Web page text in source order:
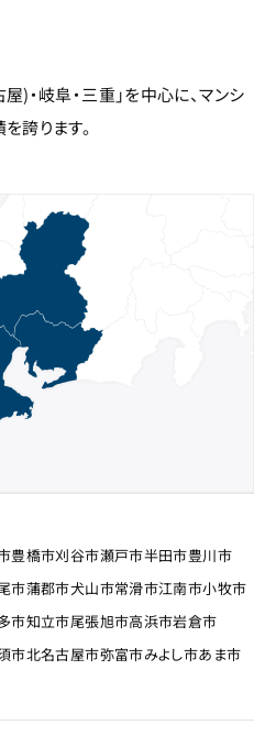
)・岐阜・三重」を中心に、マンシ
誇ります。
豊橋市刈谷市瀬戸市半田市豊川市
市蒲郡市犬山市常滑市江南市小牧市
市知立市尾張旭市高浜市岩倉市
市北名古屋市弥富市みよし市あま市